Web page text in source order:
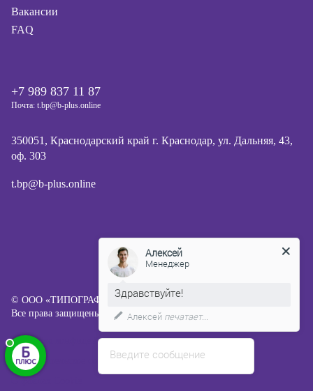
Вакансии
FAQ
+7 989 837 11 87
Почта: t.bp@b-plus.online
350051, Краснодарский край г. Краснодар, ул. Дальняя, 43,
оф. 303
t.bp@b-plus.online
© ООО «ТИПОГРАФИЯ Б ПЛЮС», 2013-2026
Все права защищены.
Политика конфиденциальности
Пользовательское соглашениеВведите сообщение
Алексей
Менеджер
Здравствуйте!
Алексейпечатает...